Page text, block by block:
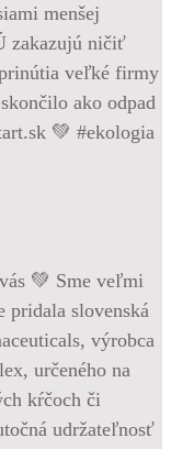
menšej
zakazujú ničiť
prinútia veľké firmy
ako odpad
💚 #ekologia